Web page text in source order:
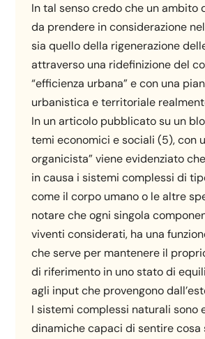
In tal senso credo che un ambito
da prendere in considerazione
sia quello della rigenerazione
attraverso una ridefinizione del
“efficienza urbana” e con una
urbanistica e territoriale
In un articolo pubblicato su un
temi economici e sociali (5), con
organicista” viene evidenziato
in causa i sistemi complessi di
come il corpo umano o le altre
notare che ogni singola
viventi considerati, ha una
che serve per mantenere il
di riferimento in uno stato di
agli input che provengono
I sistemi complessi naturali sono
dinamiche capaci di sentire cosa